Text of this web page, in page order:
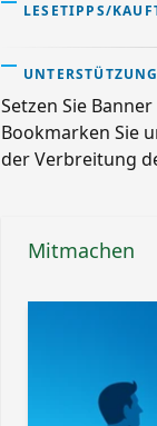
LESETIPPS/
UNTERSTÜTZUNG
Setzen Sie
Bookmarken Sie
der Verbreitung
Mitmachen